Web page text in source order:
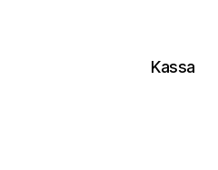
Kassa